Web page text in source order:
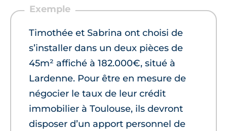
Timothée et Sabrina ont choisi de
s’installer dans un deux pièces de
45m² affiché à 182.000€, situé à
Lardenne. Pour être en mesure de
négocier le taux de leur crédit
immobilier à Toulouse, ils devront
disposer d’un apport personnel de